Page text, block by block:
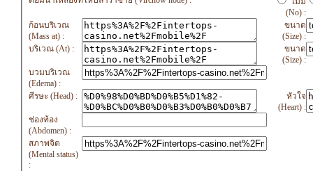
(No) :
ก้อนบริเวณ
(Mass at) :
ขนาด
(Size) :
บริเวณ (At) :
ขนาด
(Size) :
บวมบริเวณ
(Edema) :
ศีรษะ (Head) :
หัวใจ
(Heart) :
ช่องท้อง
(Abdomen) :
สภาพจิต
(Mental status)
: